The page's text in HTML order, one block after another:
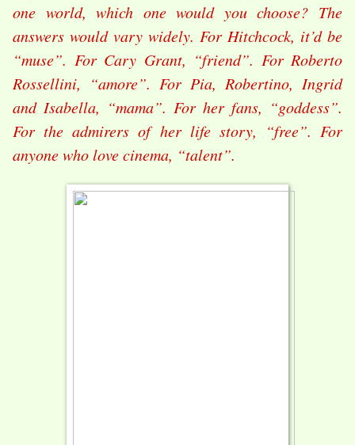
one world, which one would you choose? The
answers would vary widely. For Hitchcock, it’d be
“muse”. For Cary Grant, “friend”. For Roberto
Rossellini, “amore”. For Pia, Robertino, Ingrid
and Isabella, “mama”. For her fans, “goddess”.
For the admirers of her life story, “free”. For
anyone who love cinema, “talent”.